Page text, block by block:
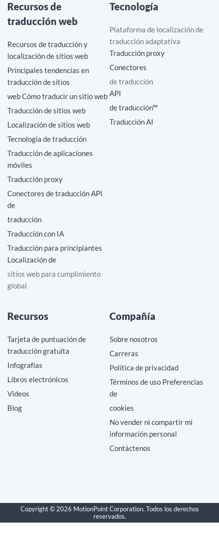
Recursos de
traducción web
Recursos de traducción y
localización de sitios web
Principales tendencias en
traducción de sitios
web Cómo traducir un sitio web
Traducción de sitios web
Localización de sitios web
Tecnología de traducción
Traducción de aplicaciones
móviles
Traducción proxy
Conectores de traducción API
de
traducción
Traducción con IA
Traducción para principiantes
Localización de
sitios web para cumplimiento
global
Tecnología
Plataforma de localización de
traducción adaptativa
Traducción proxy
Conectores
de traducción
API
de traducción™
Traducción AI
Recursos
Tarjeta de puntuación de
traducción gratuita
Infografías
Libros electrónicos
Videos
Blog
Compañía
Sobre nosotros
Carreras
Política de privacidad
Términos de uso Preferencias
de
cookies
No vender ni compartir mi
información personal
Contáctenos
Copyright © 2026 MotionPoint Corporation. Todos los derechos
reservados.